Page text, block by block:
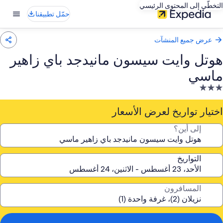
التخطّي إلى المحتوى الرئيسي
حمّل تطبيقنا
عرض جميع المنشآت
هوتل وايت سيسون مانيدجد باي زاهير
ماسي
منشأة
فندقية
مصنفة
3.0
اختيار تواريخ لعرض الأسعار
إلى أين؟
التواريخ
المسافرون